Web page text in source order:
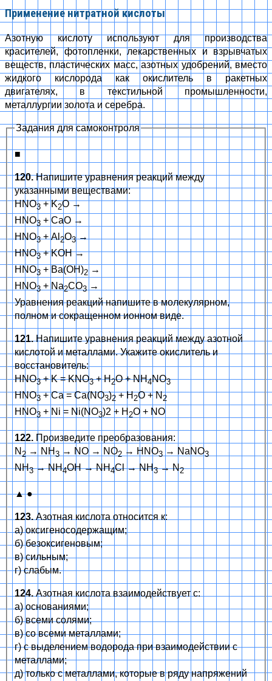
Применение нитратной кислоты
Азотную кислоту используют для производства
красителей, фотопленки, лекарственных и взрывчатых
веществ, пластических масс, азотных удобрений, вместо
жидкого кислорода как окислитель в ракетных
двигателях, в текстильной промышленности,
металлургии золота и серебра.
Задания для самоконтроля
■
120.Напишите уравнения реакций между
указанными веществами:
HNO3+ K2O →
HNO3 + CaO →
HNO3+ Al2O3→
HNO3+ KOH →
HNO3 + Ba(OH)2 →
HNO3 + Na2CO3 →
Уравнения реакций напишите в молекулярном,
полном и сокращенном ионном виде.
121.Напишите уравнения реакций между азотной
кислотой и металлами. Укажите окислитель и
восстановитель:
HNO3+ K = KNO3+ H2O + NH4NO3
HNO3+ Ca = Ca(NO3)2+ H2O + N2
HNO3 + Ni = Ni(NO3)2 + H 2O + NO
122. Произведите преобразования:
N 2 → NH 3 → NO → NO2 → HNO3 → NaNO3
NH3→ NH4OH → NH4Cl → NH3→ N2
▲ ●
123. Азотная кислота относится к:
а) оксигеносодержащим;
б) безоксигеновым;
в) сильным;
г) слабым.
124. Азотная кислота взаимодействует с:
а) основаниями;
б) всеми солями;
в) со всеми металлами;
г) с выделением водорода при взаимодействии с
металлами;
д) только с металлами, которые в ряду напряжений